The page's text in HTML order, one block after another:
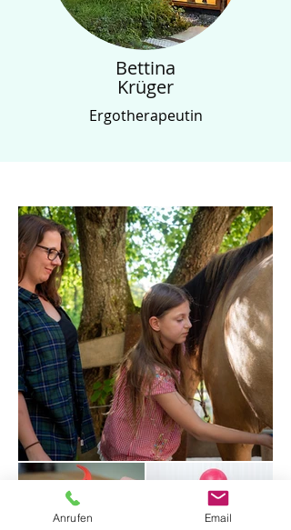
Bettina
Krüger
Ergotherapeutin
Anrufen Email